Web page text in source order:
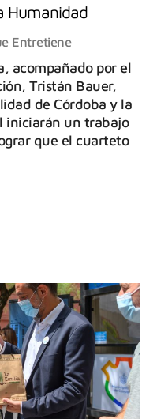
Humanidad
Entretiene
acompañado por el
Tristán Bauer,
de Córdoba y la
iniciarán un trabajo
que el cuarteto